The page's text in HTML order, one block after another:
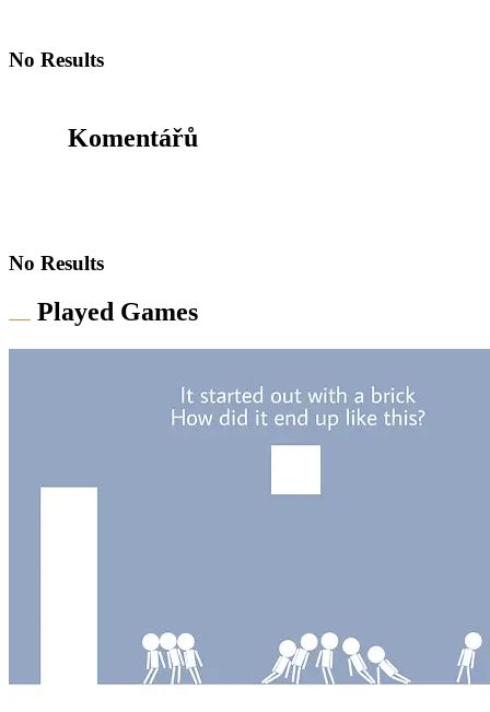
No Results
Komentářů
No Results
Played Games